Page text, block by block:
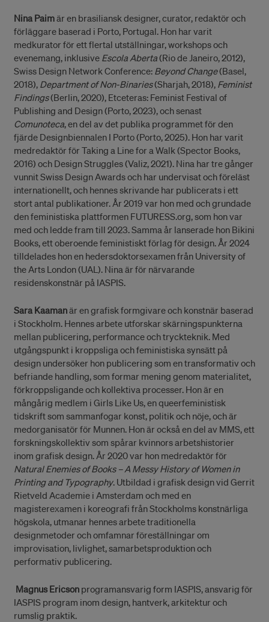
Nina Paimär en brasiliansk designer, curator, redaktör och
förläggare baserad i Porto, Portugal. Hon har varit
medkurator för ett flertal utställningar, workshops och
evenemang, inklusive Escola Aberta(Rio de Janeiro, 2012),
Swiss Design Network Conference: Beyond Change(Basel,
2018), Department of Non-Binaries(Sharjah, 2018), Feminist
Findings(Berlin, 2020), Etceteras: Feminist Festival of
Publishing and Design (Porto, 2023), och senast
Comunoteca, en del av det publika programmet för den
fjärde Designbiennalen I Porto (Porto, 2025). Hon har varit
medredaktör för Taking a Line for a Walk (Spector Books,
2016) och Design Struggles (Valiz, 2021). Nina har tre gånger
vunnit Swiss Design Awards och har undervisat och föreläst
internationellt, och hennes skrivande har publicerats i ett
stort antal publikationer. År 2019 var hon med och grundade
den feministiska plattformen FUTURESS.org, som hon var
med och ledde fram till 2023. Samma år lanserade hon Bikini
Books, ett oberoende feministiskt förlag för design. År 2024
tilldelades hon en hedersdoktorsexamen från University of
the Arts London (UAL). Nina är för närvarande
residenskonstnär på IASPIS.
Sara Kaamanär en grafisk formgivare och konstnär baserad
i Stockholm. Hennes arbete utforskar skärningspunkterna
mellan publicering, performance och tryckteknik. Med
utgångspunkt i kroppsliga och feministiska synsätt på
design undersöker hon publicering som en transformativ och
befriande handling, som formar mening genom materialitet,
förkroppsligande och kollektiva processer. Hon är en
mångårig medlem i Girls Like Us, en queerfeministisk
tidskrift som sammanfogar konst, politik och nöje, och är
medorganisatör för Munnen. Hon är också en del av MMS, ett
forskningskollektiv som spårar kvinnors arbetshistorier
inom grafisk design. År 2020 var hon medredaktör för
Natural Enemies of Books – A Messy History of Women in
Printing and Typography. Utbildad i grafisk design vid Gerrit
Rietveld Academie i Amsterdam och med en
magisterexamen i koreografi från Stockholms konstnärliga
högskola, utmanar hennes arbete traditionella
designmetoder och omfamnar föreställningar om
improvisation, livlighet, samarbetsproduktion och
performativ publicering.
Magnus Ericson programansvarig form IASPIS, ansvarig för
IASPIS program inom design, hantverk, arkitektur och
rumslig praktik.